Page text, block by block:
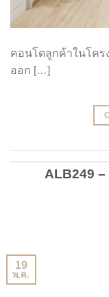
คอนโดลูกค้าในโคร
ออก […]
ALB249 –
19
พ.ค.